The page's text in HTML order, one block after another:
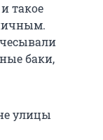
такое
баки,
улицы